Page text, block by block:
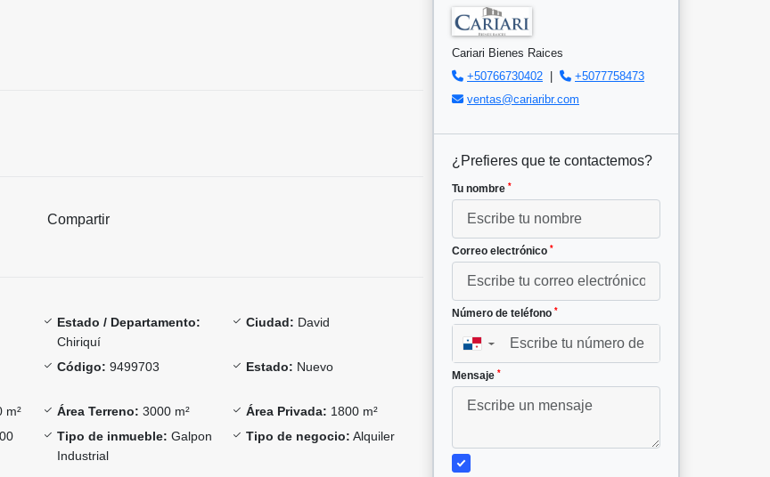
Compartir
Estado / Departamento:
Chiriquí
Ciudad: David
Código: 9499703 Estado: Nuevo
m² Área Terreno: 3000 m² Área Privada: 1800 m²
Tipo de inmueble: Galpon
Industrial
Tipo de negocio: Alquiler
Cariari Bienes Raices
+50766730402
+5077758473
ventas@cariaribr.com
¿Prefieres que te contactemos?
Tu nombre *
Correo electrónico *
Número de teléfono *
▼
Mensaje *